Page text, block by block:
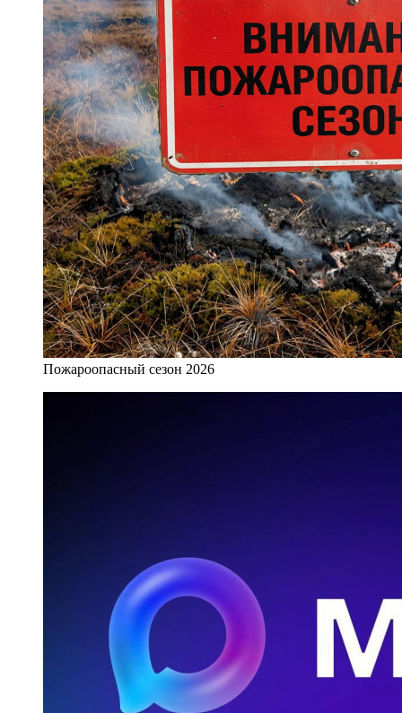
Пожароопасный сезон 2026